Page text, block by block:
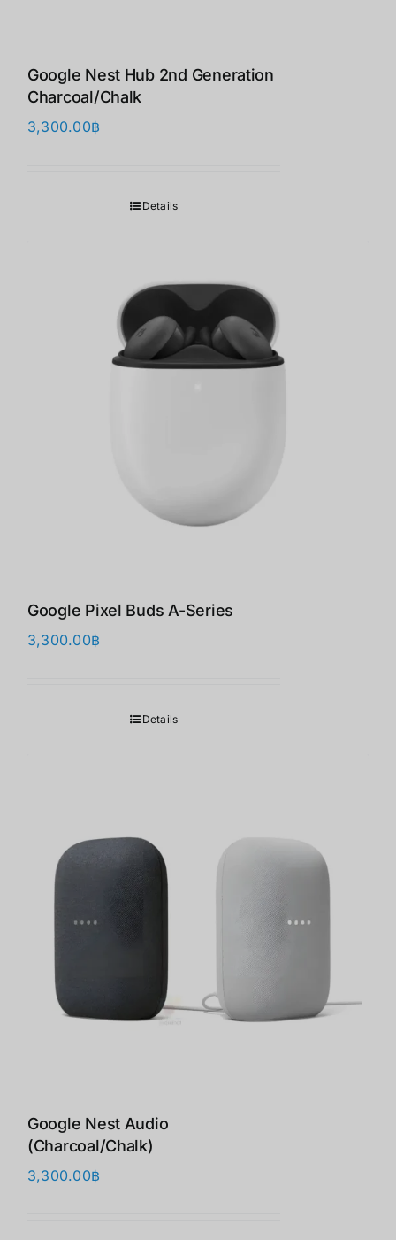
Google Nest Hub 2nd Generation
Charcoal/Chalk
3,300.00฿
Details
Google Pixel Buds A-Series
3,300.00฿
Details
Google Nest Audio
(Charcoal/Chalk)
3,300.00฿